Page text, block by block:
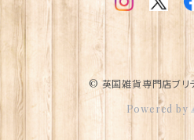
© 英国雑貨専門店ブリテ
Powered by